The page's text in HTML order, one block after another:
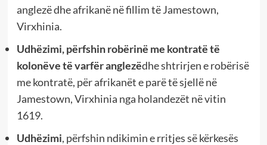
anglezë dhe afrikanë në fillim të Jamestown,
Virxhinia.
Udhëzimi, përfshin robërinë me kontratë të
kolonëve të varfër anglezëdhe shtrirjen e robërisë
me kontratë, për afrikanët e parë të sjellë në
Jamestown, Virxhinia nga holandezët në vitin
1619.
Udhëzimi, përfshin ndikimin e rritjes së kërkesës